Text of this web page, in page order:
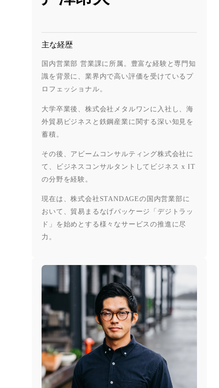
主な経歴
国内営業部 営業課に所属。豊富な経験と専門知
識を背景に、業界内で高い評価を受けているプ
ロフェッショナル。
大学卒業後、株式会社メタルワンに入社し、海
外貿易ビジネスと鉄鋼産業に関する深い知見を
蓄積。
その後、アビームコンサルティング株式会社に
て、ビジネスコンサルタントしてビジネス x IT
の分野を経験。
現在は、株式会社STANDAGEの国内営業部に
おいて、貿易まるなげパッケージ「デジトラッ
ド」を始めとする様々なサービスの推進に尽
力。